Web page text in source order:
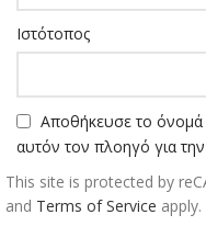
Ιστότοπος
Αποθήκευσε το όνομά
αυτόν τον πλοηγό για
This site is protected by
and Terms of Service apply.